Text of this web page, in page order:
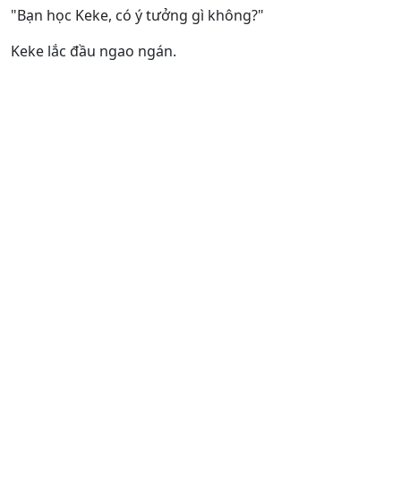
"Bạn học Keke, có ý tưởng gì không?"
Keke lắc đầu ngao ngán.